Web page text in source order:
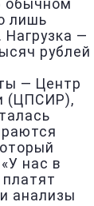
обычном
лишь
—
рублей
— Центр
(ЦПСИР),
нас в
анализы